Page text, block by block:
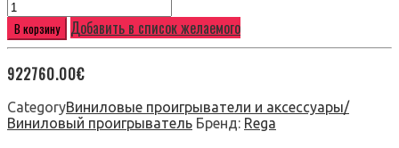
В корзину Добавить в список желаемого
922760.00€
CategoryВиниловые проигрыватели и аксессуары/
Виниловый проигрыватель Бренд: Rega